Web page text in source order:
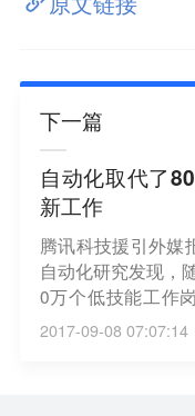
下一篇
自动化取代了
新工作
腾讯科技援引外媒
自动化研究发现，
0万个低技能工作
也帮助创造了350
每年平均比消失
的、友好的结果
2017-09-08 07:07:14